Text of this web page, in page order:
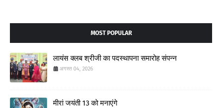
MOST POPULAR
लायंस क्लब श्रीजी का पदस्थापना समारोह संपन्न
अगस्त 04, 2026
मीरां जयंती 13 को मनाएंगे